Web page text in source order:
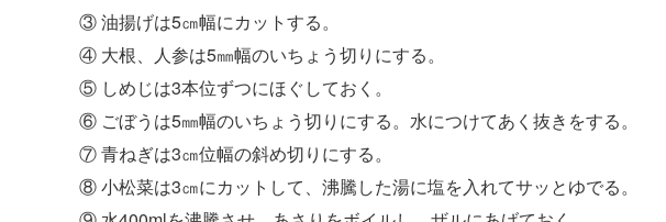
③ 油揚げは5㎝幅にカットする。
④ 大根、人参は5㎜幅のいちょう切りにする。
⑤ しめじは3本位ずつにほぐしておく。
⑥ ごぼうは5㎜幅のいちょう切りにする。水につけてあく抜きをする。
⑦ 青ねぎは3㎝位幅の斜め切りにする。
⑧ 小松菜は3㎝にカットして、沸騰した湯に塩を入れてサッとゆでる。